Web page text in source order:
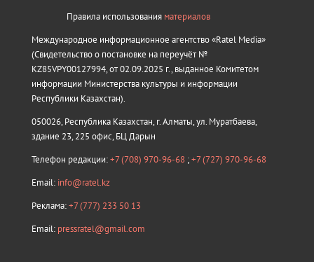
Правила использования материалов
Международное информационное агентство «Ratel Media»
(Свидетельство о постановке на переучёт №
KZ85VPY00127994, от 02.09.2025 г., выданное Комитетом
информации Министерства культуры и информации
Республики Казахстан).
050026, Республика Казахстан, г. Алматы, ул. Муратбаева,
здание 23, 225 офис, БЦ Дарын
Телефон редакции:+7 (708) 970-96-68 ;+7 (727) 970-96-68
Email: info@ratel.kz
Реклама:+7 (777) 233 50 13
Email: pressratel@gmail.com